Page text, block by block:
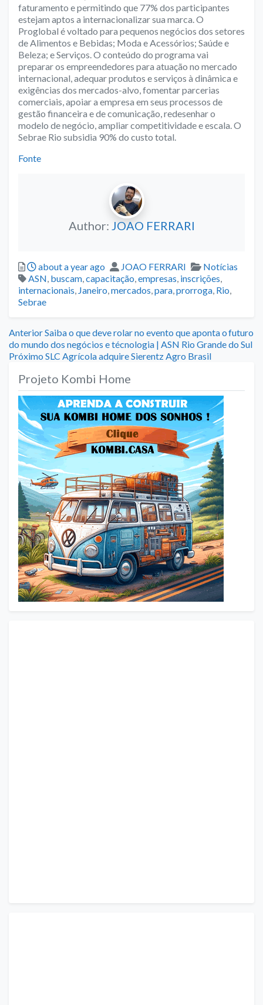
faturamento e permitindo que 77% dos participantes
estejam aptos a internacionalizar sua marca. O
Proglobal é voltado para pequenos negócios dos setores
de Alimentos e Bebidas; Moda e Acessórios; Saúde e
Beleza; e Serviços. O conteúdo do programa vai
preparar os empreendedores para atuação no mercado
internacional, adequar produtos e serviços à dinâmica e
exigências dos mercados-alvo, fomentar parcerias
comerciais, apoiar a empresa em seus processos de
gestão financeira e de comunicação, redesenhar o
modelo de negócio, ampliar competitividade e escala. O
Sebrae Rio subsidia 90% do custo total.
Fonte
Author: JOAO FERRARI
Posted
about a year ago Author
JOAO FERRARI Categories
Notícias
Tags
ASN, buscam,capacitação,empresas, inscrições,
internacionais, Janeiro,mercados,para,prorroga, Rio,
Sebrae
Navegação
de
Post
AnteriorPrevious
post:
Saiba o que deve rolar no evento que aponta o futuro
do mundo dos negócios e técnologia | ASN Rio Grande do Sul
Próximo Next
SLC Agrícola adquire Sierentz Agro Brasil
Projeto Kombi Home